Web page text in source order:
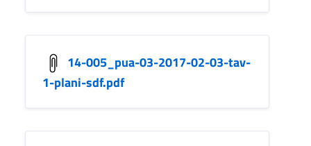
14-005_pua-03-2017-02-03-tav-
1-plani-sdf.pdf